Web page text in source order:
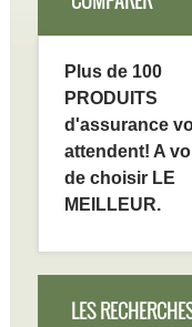
Plus de 100
PRODUITS
d'assurance
attendent! A
de choisir LE
MEILLEUR.
LES